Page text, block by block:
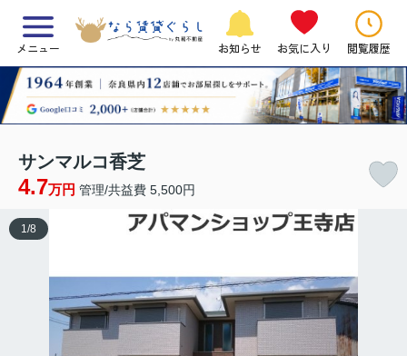
メニュー お知らせ お気に入り 閲覧履歴
サンマルコ香芝
4.7万円 管理/共益費 5,500円
1/8